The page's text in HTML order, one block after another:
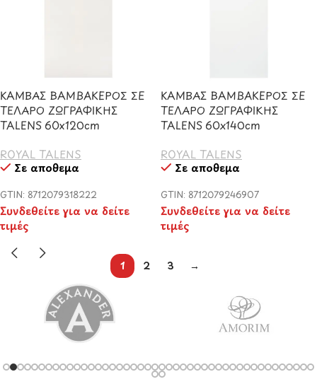
ΚΑΜΒΑΣ ΒΑΜΒΑΚΕΡΟΣ ΣΕ
ΤΕΛΑΡΟ ΖΩΓΡΑΦΙΚΗΣ
TALENS 60x120cm
ROYAL TALENS
Σε απόθεμα
GTIN: 8712079318222
Συνδεθείτε για να δείτε
τιμές
ΚΑΜΒΑΣ ΒΑΜΒΑΚΕΡΟΣ ΣΕ
ΤΕΛΑΡΟ ΖΩΓΡΑΦΙΚΗΣ
TALENS 60x140cm
ROYAL TALENS
Σε απόθεμα
GTIN: 8712079246907
Συνδεθείτε για να δείτε
τιμές
1 2 3 →